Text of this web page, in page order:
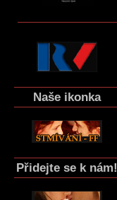
Naše ikonka
Přidejte se k nám!